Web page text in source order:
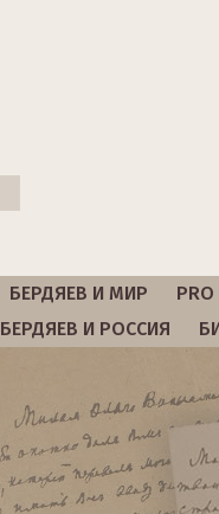
БЕРДЯЕВ И МИР
PRO
БЕРДЯЕВ И РОССИЯ